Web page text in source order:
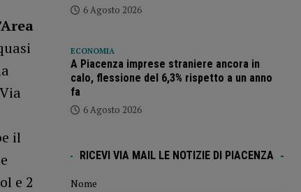
il
e 2
6 Agosto 2026
ECONOMIA
A Piacenza imprese straniere ancora in
calo, flessione del 6,3% rispetto a un anno
fa
6 Agosto 2026
RICEVI VIA MAIL LE NOTIZIE DI PIACENZA
Nome